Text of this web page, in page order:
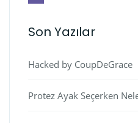
Son Yazılar
Hacked by CoupDeGrace
Protez Ayak Seçerken